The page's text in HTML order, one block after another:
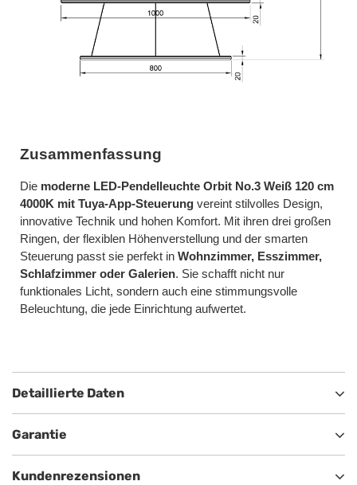
Zusammenfassung
Die moderne LED-Pendelleuchte Orbit No.3 Weiß 120 cm
4000K mit Tuya-App-Steuerung vereint stilvolles Design,
innovative Technik und hohen Komfort. Mit ihren drei großen
Ringen, der flexiblen Höhenverstellung und der smarten
Steuerung passt sie perfekt in Wohnzimmer, Esszimmer,
Schlafzimmer oder Galerien. Sie schafft nicht nur
funktionales Licht, sondern auch eine stimmungsvolle
Beleuchtung, die jede Einrichtung aufwertet.
Detaillierte Daten
Garantie
Kundenrezensionen